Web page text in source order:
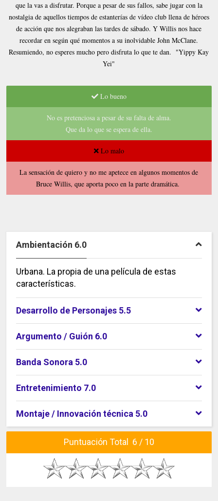
que la vas a disfrutar. Porque a pesar de sus fallos, sabe jugar con la
nostalgia de aquellos tiempos de estanterías de vídeo club llena de héroes
de acción que nos alegraban las tardes de sábado. Y Willis nos hace
recordar en según qué momentos a su inolvidable John McClane.
Resumiendo, no esperes mucho pero disfruta lo que te dan. "Yippy Kay
Yei"
Lo bueno
No es pretenciosa a pesar de su falta de alma.
Que da lo que se espera de ella.
Lo malo
La sensación de quiero y no me apetece en algunos momentos de
Bruce Willis, que aporta poco en la parte dramática.
Ambientación 6.0
Urbana. La propia de una película de estas
características.
Desarrollo de Personajes 5.5
Argumento / Guión 6.0
Banda Sonora 5.0
Entretenimiento 7.0
Montaje / Innovación técnica 5.0
Puntuación Total 6 / 10